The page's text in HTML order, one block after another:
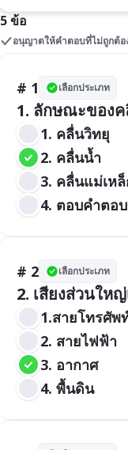
5 ข้อ
อนุญาตให้คำตอบที่ไม่ถูกต้อ
# 1 เลือกประเภท
1. ลักษณะของค
1. คลื่นวิทยุ
2. คลื่นน้ำ
3. คลื่นแม่เห
4. ตอบคำตอ
# 2 เลือกประเภท
2. เสียงส่วนให
1.สายโทรศัพ
2. สายไฟฟ้า
3. อากาศ
4. พื้นดิน